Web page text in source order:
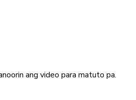
ang video para matuto pa.